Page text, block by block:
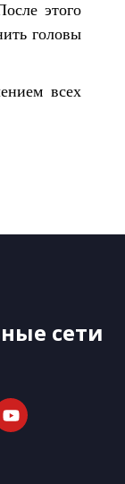
этого
головы
всех
сети